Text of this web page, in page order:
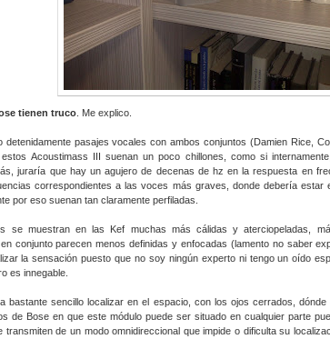
tienen truco. Me explico.
detenidamente pasajes vocales con ambos conjuntos (Damien Rice,
Acoustimass III suenan un poco chillones, como si
juraría que hay un agujero de decenas de hz en la respuesta en
correspondientes a las voces más graves, donde debería estar
por eso suenan tan claramente perfiladas.
se muestran en las Kef muchas más cálidas y aterciopeladas,
conjunto parecen menos definidas y enfocadas (lamento no saber
la sensación puesto que no soy ningún experto ni tengo un oído
es innegable.
bastante sencillo localizar en el espacio, con los ojos cerrados,
de Bose en que este módulo puede ser situado en cualquier parte
transmiten de un modo omnidireccional que impide o dificulta su